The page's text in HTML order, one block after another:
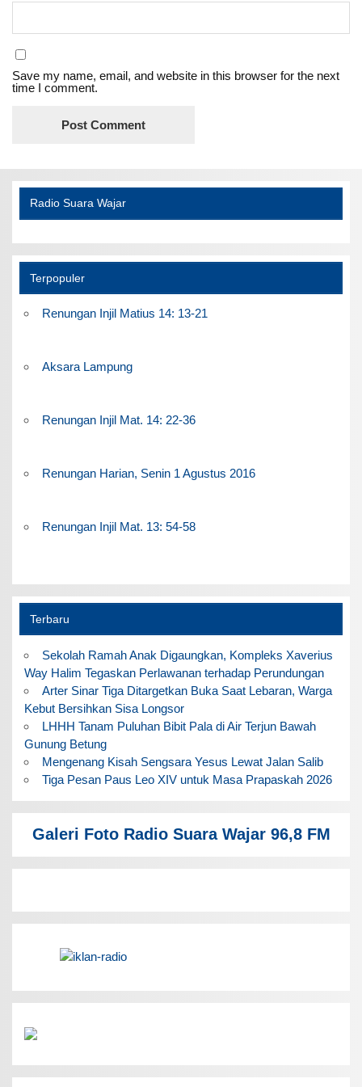
Save my name, email, and website in this browser for the next
time I comment.
Radio Suara Wajar
Terpopuler
Renungan Injil Matius 14: 13-21
Aksara Lampung
Renungan Injil Mat. 14: 22-36
Renungan Harian, Senin 1 Agustus 2016
Renungan Injil Mat. 13: 54-58
Terbaru
Sekolah Ramah Anak Digaungkan, Kompleks Xaverius
Way Halim Tegaskan Perlawanan terhadap Perundungan
Arter Sinar Tiga Ditargetkan Buka Saat Lebaran, Warga
Kebut Bersihkan Sisa Longsor
LHHH Tanam Puluhan Bibit Pala di Air Terjun Bawah
Gunung Betung
Mengenang Kisah Sengsara Yesus Lewat Jalan Salib
Tiga Pesan Paus Leo XIV untuk Masa Prapaskah 2026
Galeri Foto Radio Suara Wajar 96,8 FM